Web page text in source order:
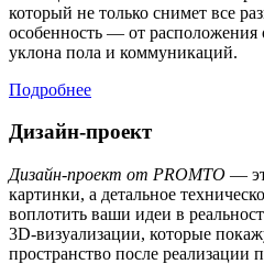
который не только снимет все
особенность — от расположения
уклона пола и коммуникаций.
Подробнее
Дизайн-проект
Дизайн-проект от PROMTO —
картинки, а детальное
воплотить ваши идеи в
3D-визуализации, которые
пространство после реализации